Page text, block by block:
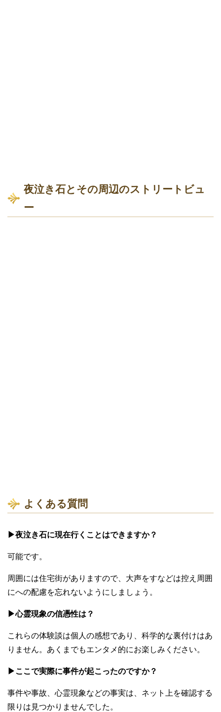
夜泣き石とその周辺のストリートビュ
ー
よくある質問
▶夜泣き石に現在行くことはできますか？
可能です。
周囲には住宅街がありますので、大声をすなどは控え周囲
にへの配慮を忘れないようにしましょう。
▶心霊現象の信憑性は？
これらの体験談は個人の感想であり、科学的な裏付けはあ
りません。あくまでもエンタメ的にお楽しみください。
▶ここで実際に事件が起こったのですか？
事件や事故、心霊現象などの事実は、ネット上を確認する
限りは見つかりませんでした。